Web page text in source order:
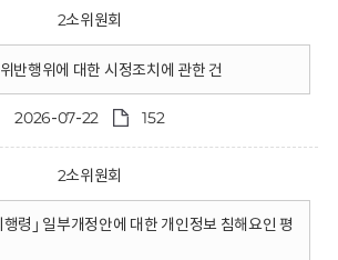
2소위원회
반행위에 대한 시정조치에 관한 건
2026-07-22 152
2소위원회
령｣ 일부개정안에 대한 개인정보 침해요인 평